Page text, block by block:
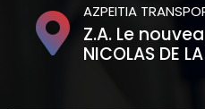
AZPEITIA
Z.A. Le
NICOLAS DE